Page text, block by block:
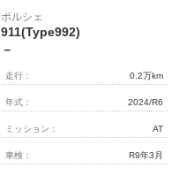
ポルシェ
911(Type992)
－
走行： 0.2万km
年式： 2024/R6
ミッション： AT
車検： R9年3月